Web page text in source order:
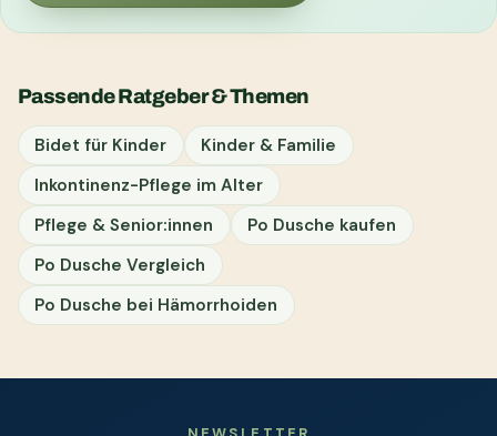
Passende Ratgeber & Themen
Bidet für Kinder
Kinder & Familie
Inkontinenz-Pflege im Alter
Pflege & Senior:innen
Po Dusche kaufen
Po Dusche Vergleich
Po Dusche bei Hämorrhoiden